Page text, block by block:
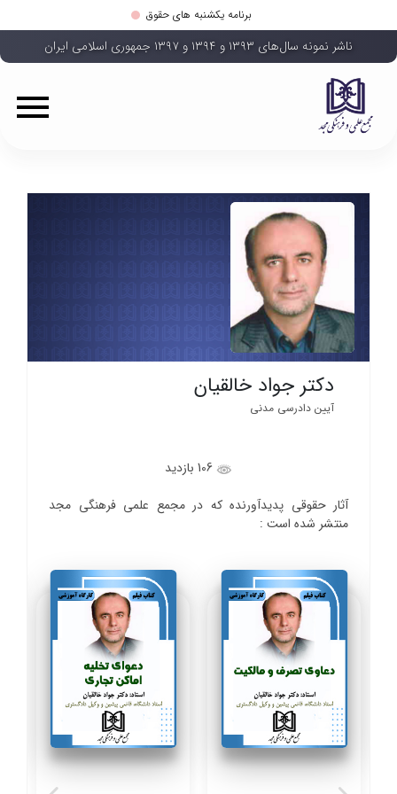
برنامه یکشنبه های حقوق
ناشر نمونه سال‌های ۱۳۹۳ و ۱۳۹۴ و ۱۳۹۷ جمهوری اسلامی ایران
دکتر جواد خالقیان
آیین دادرسی مدنی
آثار حقوقی پدیدآورنده که در مجمع علمی فرهنگی مجد
منتشر شده است :